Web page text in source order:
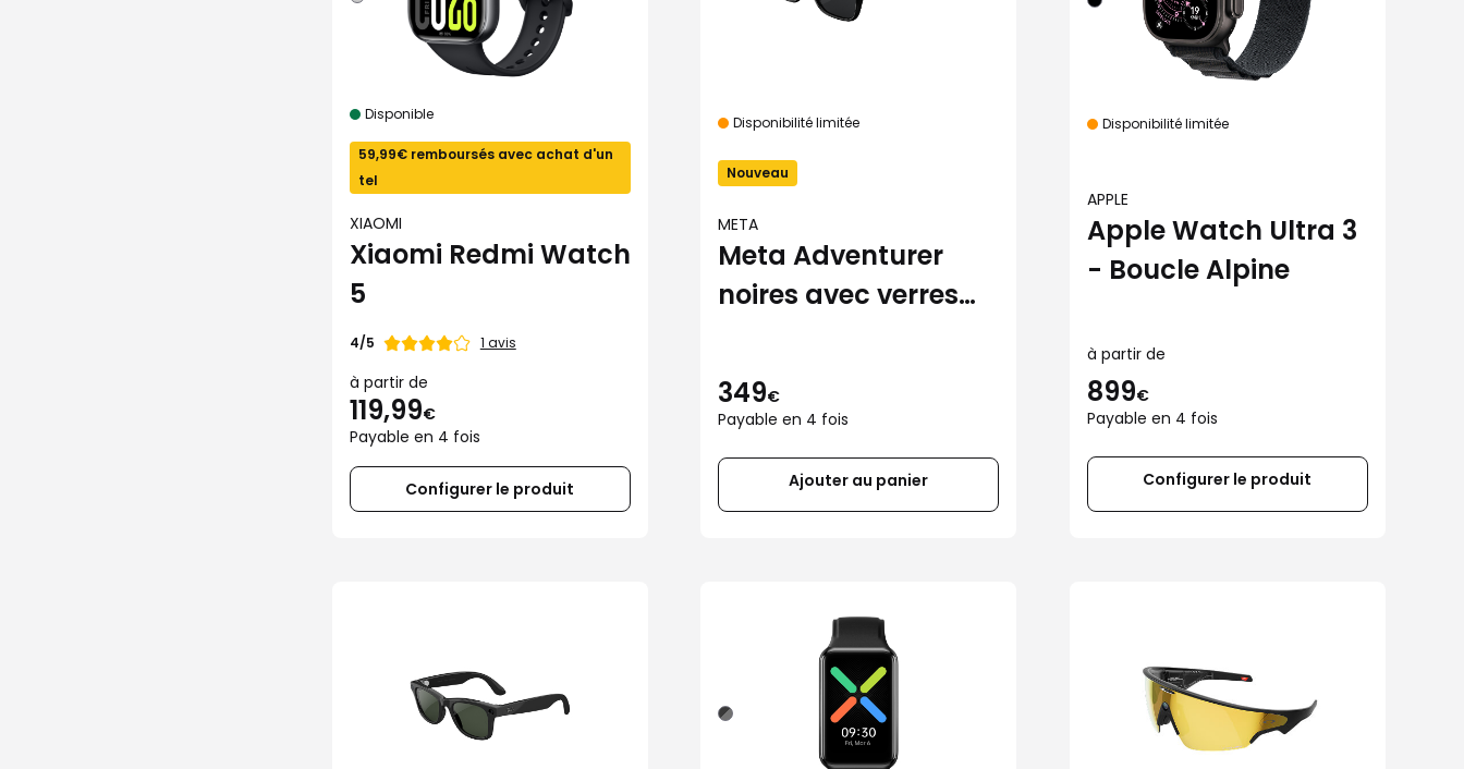
Disponible
59,99€ remboursés avec achat d'un
tel
XIAOMI
Xiaomi Redmi Watch
5
Note
4/5 1 avis
à partir de
119,99€
Payable en 4 fois
Configurer le produit
Disponibilité limitée
Nouveau
META
Meta Adventurer
noires avec verres
349€
Payable en 4 fois
Ajouter au panier
Disponibilité limitée
APPLE
Apple Watch Ultra 3
- Boucle Alpine
à partir de
899€
Payable en 4 fois
Configurer le produit